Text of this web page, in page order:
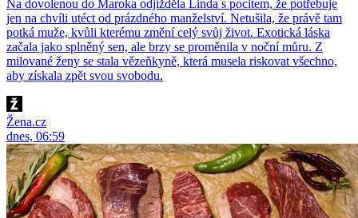
Na dovolenou do Maroka odjížděla Linda s pocitem, že potřebuje
jen na chvíli utéct od prázdného manželství. Netušila, že právě tam
potká muže, kvůli kterému změní celý svůj život. Exotická láska
začala jako splněný sen, ale brzy se proměnila v noční můru. Z
milované ženy se stala vězeňkyně, která musela riskovat všechno,
aby získala zpět svou svobodu.
Žena.cz
dnes, 06:59